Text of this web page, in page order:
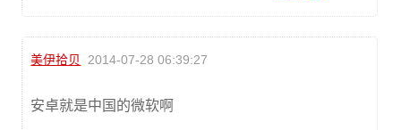
美伊拾贝 2014-07-28 06:39:27
安卓就是中国的微软啊